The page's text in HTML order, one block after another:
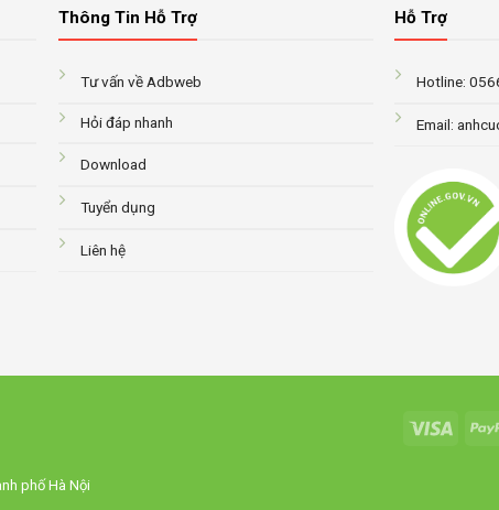
Thông Tin Hỗ Trợ
Tư vấn về Adbweb
Hỏi đáp nhanh
Download
Tuyển dụng
Liên hệ
Hỗ Trợ
Hotline:
Email:
phố Hà Nội